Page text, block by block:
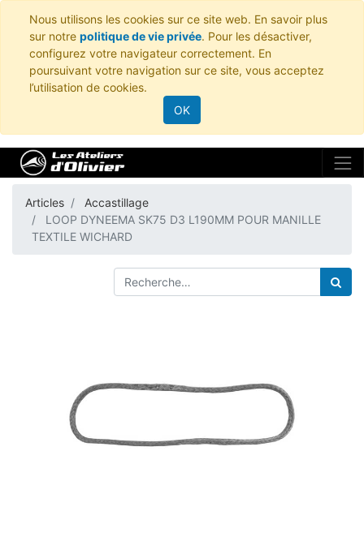
Nous utilisons les cookies sur ce site web. En savoir plus
sur notre politique de vie privée. Pour les désactiver,
configurez votre navigateur correctement. En
poursuivant votre navigation sur ce site, vous acceptez
l’utilisation de cookies.
OK
Articles
Accastillage
LOOP DYNEEMA SK75 D3 L190MM POUR MANILLE
TEXTILE WICHARD